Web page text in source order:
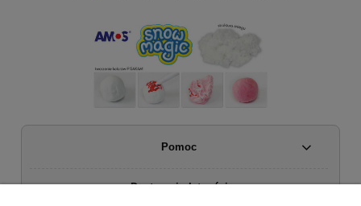
Pomoc
Dostawa i płatności